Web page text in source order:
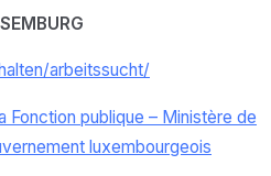
arbeitssucht/
Fonction publique – Ministère de
luxembourgeois